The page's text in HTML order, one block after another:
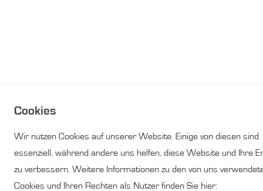
Cookies
Wir nutzen Cookies auf unserer Website. Einige von diesen sind
essenziell, während andere uns helfen, diese Website und Ihre
zu verbessern. Weitere Informationen zu den von uns
Cookies und Ihren Rechten als Nutzer finden Sie hier: